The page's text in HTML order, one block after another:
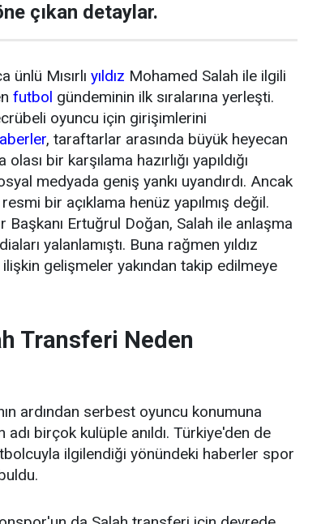
çıkan detaylar.
ünlü Mısırlı yıldız Mohamed Salah ile ilgili
futbol gündeminin ilk sıralarına yerleşti.
oyuncu için girişimlerini
, taraftarlar arasında büyük heyecan
olası bir karşılama hazırlığı yapıldığı
medyada geniş yankı uyandırdı. Ancak
bir açıklama henüz yapılmış değil.
Ertuğrul Doğan, Salah ile anlaşma
yalanlamıştı. Buna rağmen yıldız
gelişmeler yakından takip edilmeye
Transferi Neden
ardından serbest oyuncu konumuna
adı birçok kulüple anıldı. Türkiye'den de
ilgilendiği yönündeki haberler spor